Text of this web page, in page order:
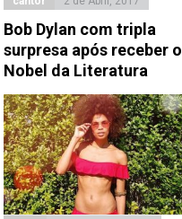
Bob Dylan com tripla
surpresa após receber o
Nobel da Literatura